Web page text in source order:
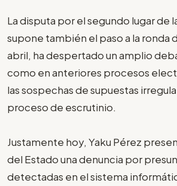
La disputa por el segundo lugar de
supone también el paso a la ronda
abril, ha despertado un amplio
como en anteriores procesos
las sospechas de supuestas
proceso de escrutinio.
Justamente hoy, Yaku Pérez
del Estado una denuncia por
detectadas en el sistema